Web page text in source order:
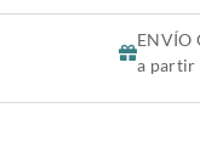
ENVÍO
a partir